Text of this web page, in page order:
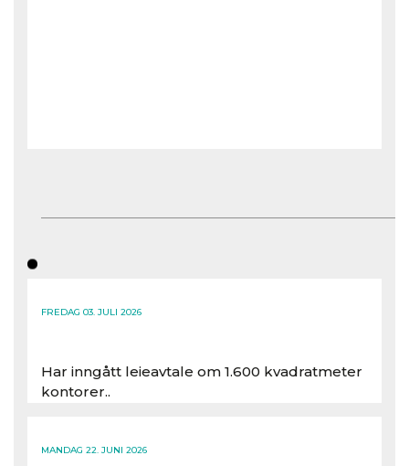
FREDAG 03. JULI 2026
Har inngått leieavtale om 1.600 kvadratmeter
kontorer..
MANDAG 22. JUNI 2026